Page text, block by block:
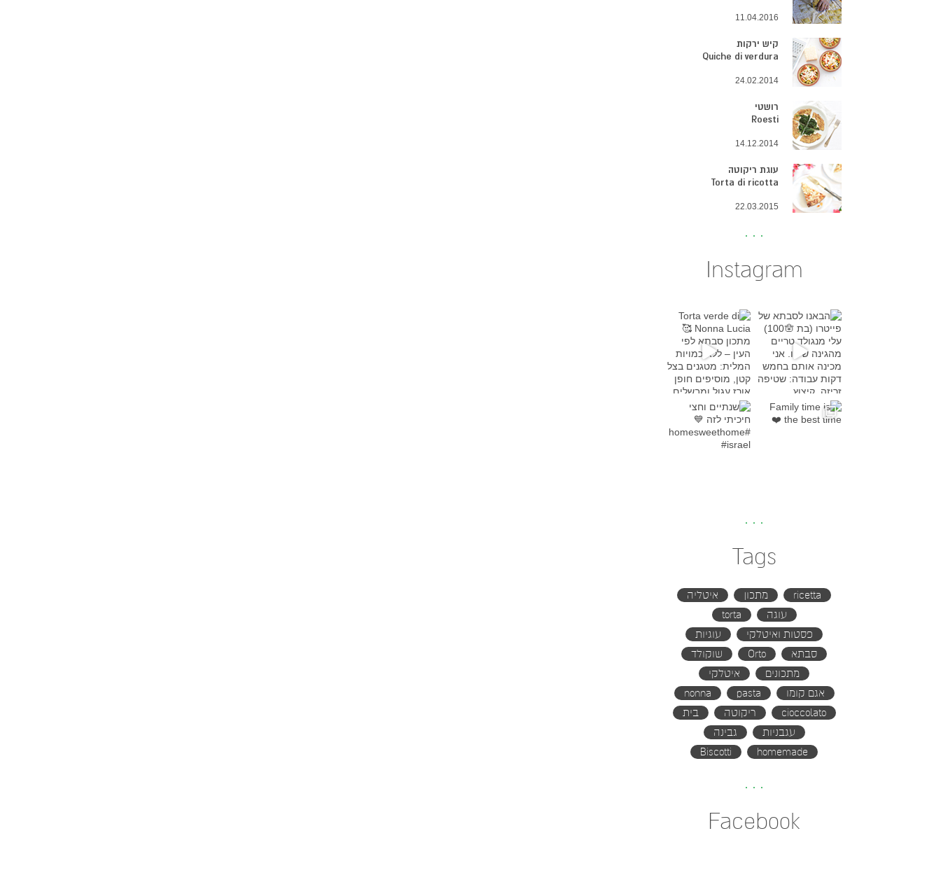
11.04.2016
קיש ירקות
Quiche di verdura
24.02.2014
רושטי
Roesti
14.12.2014
עוגת ריקוטה
Torta di ricotta
22.03.2015
Instagram
Torta verde di Nonna Lucia מתכון סבת
שנתיים וחצי חיכיתי לזה
Tags
ricetta מתכון
איטליה
עוגה
torta
פסטות ואיטלקי
עוגיות
סבתא
Orto
שוקולד
מתכונים
איטלקי
אגם קומו
pasta
nonna
cioccolato
ריקוטה
בית
עגבניות
גבינה
homemade
Biscotti
Facebook